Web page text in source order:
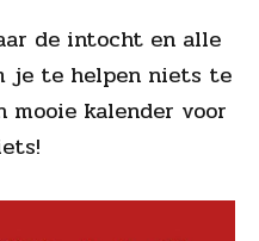
de intocht en alle
je te helpen niets te
mooie kalender voor